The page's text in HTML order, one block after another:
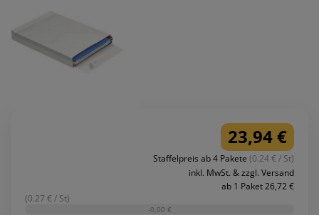
23,94 €
Staffelpreis ab 4 Pakete (0.24 € / St)
inkl. MwSt. & zzgl. Versand
ab 1 Paket 26,72 €
(0.27 € / St)
-0,00 €